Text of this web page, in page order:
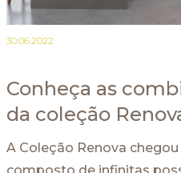
30.06.2022
Conheça as
da coleção
A Coleção Renova